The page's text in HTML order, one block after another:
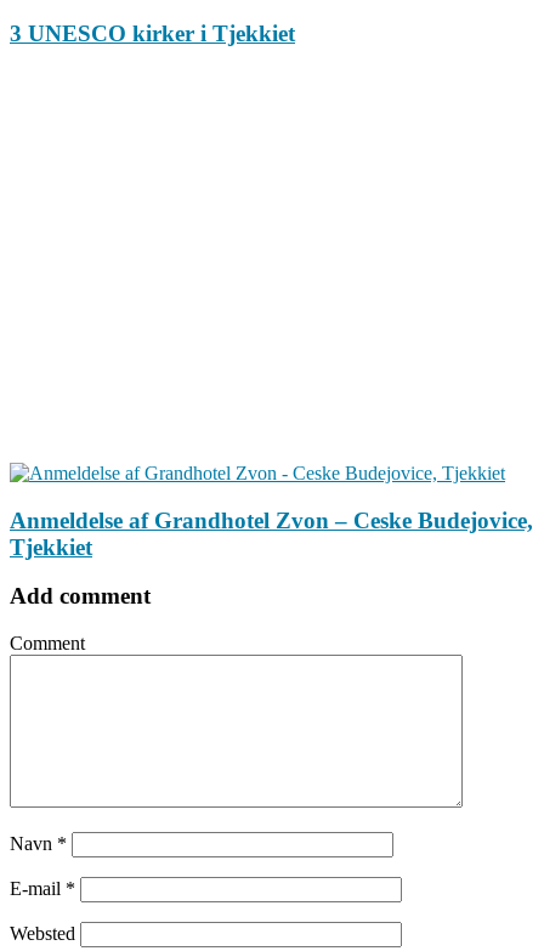
3 UNESCO kirker i Tjekkiet
Anmeldelse af Grandhotel Zvon – Ceske Budejovice,
Tjekkiet
Add comment
Comment
Navn *
E-mail *
Websted